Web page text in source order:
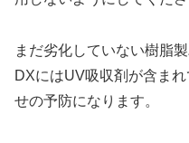
まだ劣化していない樹脂
DXにはUV吸収剤が含ま
せの予防になります。